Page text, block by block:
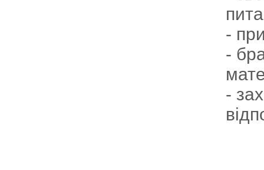
-
-
-